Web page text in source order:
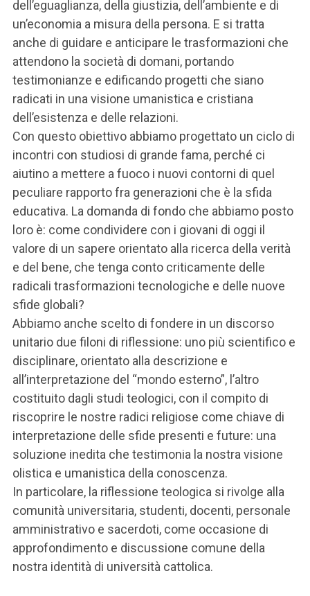
dell’eguaglianza, della giustizia, dell’ambiente e di
un’economia a misura della persona. E si tratta
anche di guidare e anticipare le trasformazioni che
attendono la società di domani, portando
testimonianze e edificando progetti che siano
radicati in una visione umanistica e cristiana
dell’esistenza e delle relazioni.
Con questo obiettivo abbiamo progettato un ciclo di
incontri con studiosi di grande fama, perché ci
aiutino a mettere a fuoco i nuovi contorni di quel
peculiare rapporto fra generazioni che è la sfida
educativa. La domanda di fondo che abbiamo posto
loro è: come condividere con i giovani di oggi il
valore di un sapere orientato alla ricerca della verità
e del bene, che tenga conto criticamente delle
radicali trasformazioni tecnologiche e delle nuove
sfide globali?
Abbiamo anche scelto di fondere in un discorso
unitario due filoni di riflessione: uno più scientifico e
disciplinare, orientato alla descrizione e
all’interpretazione del “mondo esterno”, l’altro
costituito dagli studi teologici, con il compito di
riscoprire le nostre radici religiose come chiave di
interpretazione delle sfide presenti e future: una
soluzione inedita che testimonia la nostra visione
olistica e umanistica della conoscenza.
In particolare, la riflessione teologica si rivolge alla
comunità universitaria, studenti, docenti, personale
amministrativo e sacerdoti, come occasione di
approfondimento e discussione comune della
nostra identità di università cattolica.